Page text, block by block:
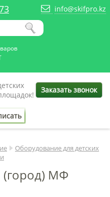
info@skifpro.kz
Заказать звонок
Оборудование для детских
(город) МФ